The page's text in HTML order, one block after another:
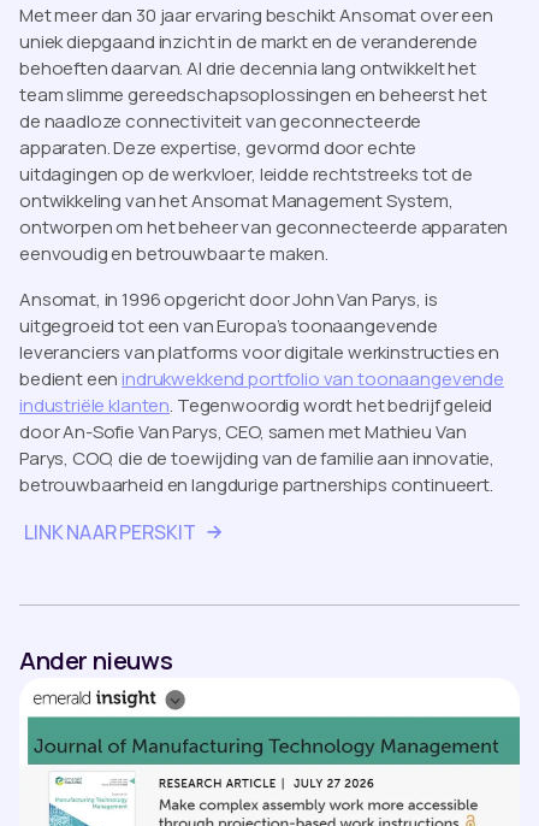
Met meer dan 30 jaar ervaring beschikt Ansomat over een
uniek diepgaand inzicht in de markt en de veranderende
behoeften daarvan. Al drie decennia lang ontwikkelt het
team slimme gereedschapsoplossingen en beheerst het
de naadloze connectiviteit van geconnecteerde
apparaten. Deze expertise, gevormd door echte
uitdagingen op de werkvloer, leidde rechtstreeks tot de
ontwikkeling van het Ansomat Management System,
ontworpen om het beheer van geconnecteerde apparaten
eenvoudig en betrouwbaar te maken.
Ansomat, in 1996 opgericht door John Van Parys, is
uitgegroeid tot een van Europa’s toonaangevende
leveranciers van platforms voor digitale werkinstructies en
bedient een indrukwekkend portfolio van toonaangevende
industriële klanten. Tegenwoordig wordt het bedrijf geleid
door An-Sofie Van Parys, CEO, samen met Mathieu Van
Parys, COO, die de toewijding van de familie aan innovatie,
betrouwbaarheid en langdurige partnerships continueert.
LINK NAAR PERSKIT
Ander nieuws